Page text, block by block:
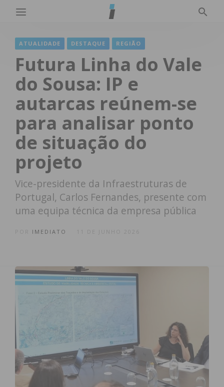
ATUALIDADE DESTAQUE REGIÃO
Futura Linha do Vale
do Sousa: IP e
autarcas reúnem-se
para analisar ponto
de situação do
projeto
Vice-presidente da Infraestruturas de
Portugal, Carlos Fernandes, presente com
uma equipa técnica da empresa pública
IMEDIATO